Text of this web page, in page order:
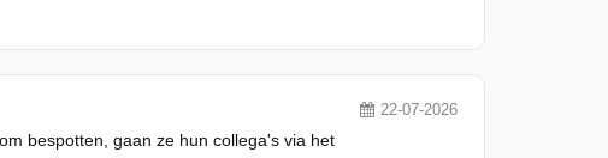
22-07-2026
bespotten, gaan ze hun collega's via het